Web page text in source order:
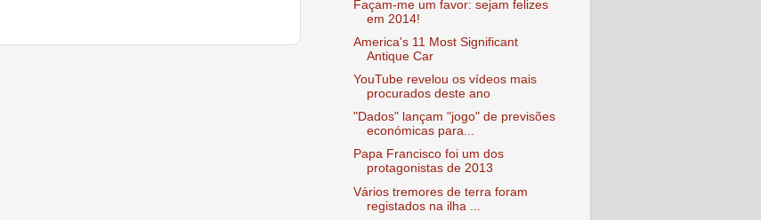
Façam-me um favor: sejam felizes
em 2014!
America's 11 Most Significant
Antique Car
YouTube revelou os vídeos mais
procurados deste ano
"Dados" lançam "jogo" de previsões
económicas para...
Papa Francisco foi um dos
protagonistas de 2013
Vários tremores de terra foram
registados na ilha ...